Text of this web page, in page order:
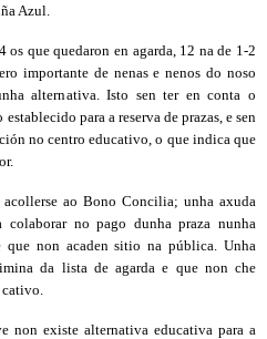
Azul.
os que quedaron en agarda, 12 na de 1-2
importante de nenas e nenos do noso
alternativa. Isto sen ter en conta o
para a reserva de prazas, e sen
no centro educativo, o que indica que
ao Bono Concilia; unha axuda
colaborar no pago dunha praza nunha
non acaden sitio na pública. Unha
da lista de agarda e que non che
non existe alternativa educativa para a